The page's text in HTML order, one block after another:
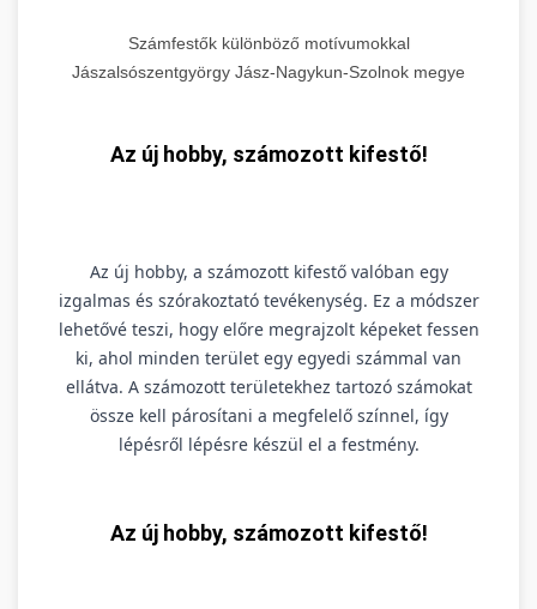
Számfestők különböző motívumokkal
Jászalsószentgyörgy Jász-Nagykun-Szolnok megye
Az új hobby, számozott kifestő!
Az új hobby, a számozott kifestő valóban egy
izgalmas és szórakoztató tevékenység. Ez a módszer
lehetővé teszi, hogy előre megrajzolt képeket fessen
ki, ahol minden terület egy egyedi számmal van
ellátva. A számozott területekhez tartozó számokat
össze kell párosítani a megfelelő színnel, így
lépésről lépésre készül el a festmény.
Az új hobby, számozott kifestő!